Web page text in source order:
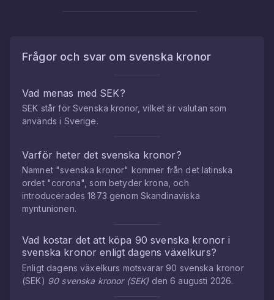
Frågor och svar om svenska kronor
Vad menas med SEK?
SEK står för Svenska kronor, vilket är valutan som
används i Sverige.
Varför heter det svenska kronor?
Namnet "svenska kronor" kommer från det latinska
ordet "corona", som betyder krona, och
introducerades 1873 genom Skandinaviska
myntunionen.
Vad kostar det att köpa 90svenska kronor i
svenska kronor enligt dagens växelkurs?
Enligt dagens växelkurs motsvarar 90 svenska kronor
(SEK) 90 svenska kronor(SEK) den6 augusti 2026.